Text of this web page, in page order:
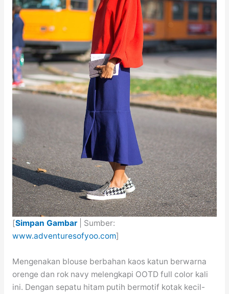
[Simpan Gambar| Sumber:
www.adventuresofyoo.com]
Mengenakan blouse berbahan kaos katun berwarna
orenge dan rok navy melengkapi OOTD full color kali
ini. Dengan sepatu hitam putih bermotif kotak kecil-